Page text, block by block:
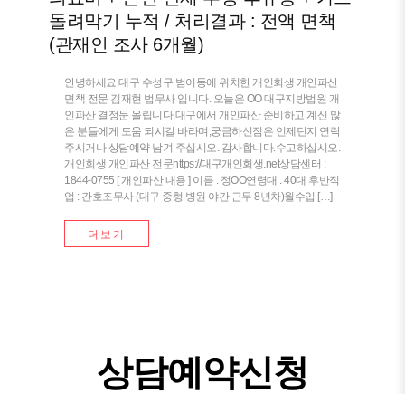
돌려막기 누적 / 처리결과 : 전액 면책
(관재인 조사 6개월)
안녕하세요.대구 수성구 범어동에 위치한 개인회생 개인파산
면책 전문 김재현 법무사 입니다. 오늘은 OO 대구지방법원 개
인파산 결정문 올립니다.대구에서 개인파산 준비하고 계신 많
은 분들에게 도움 되시길 바라며,궁금하신점은 언제던지 연락
주시거나 상담예약 남겨 주십시오. 감사합니다.수고하십시오.
개인회생 개인파산 전문https://대구개인회생.net상담센터 :
1844-0755 [ 개인파산 내용 ] 이름 : 정OO연령대 : 40대 후반직
업 : 간호조무사 (대구 중형 병원 야간 근무 8년차)월수입 […]
더보기
상담예약신청